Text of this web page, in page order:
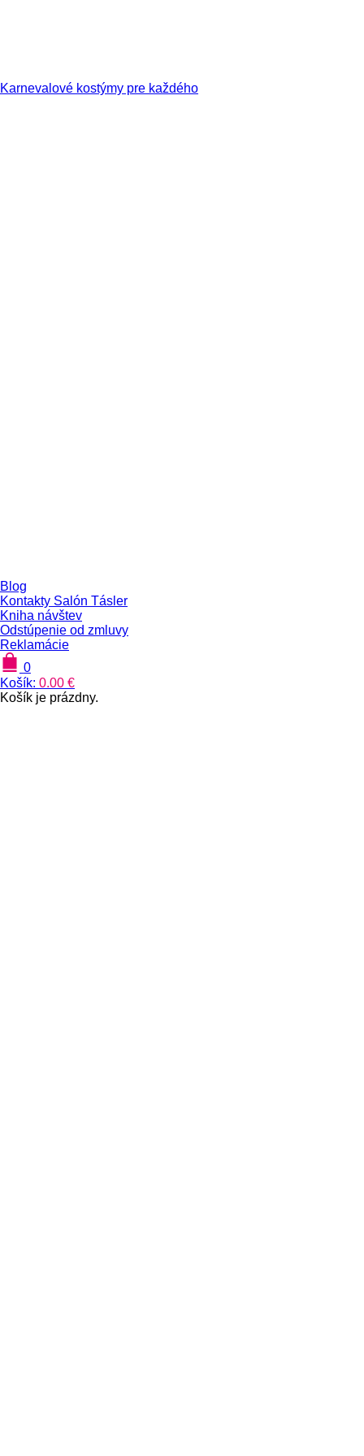
Karnevalové kostýmy pre každého
Blog
Kontakty Salón Tásler
Kniha návštev
Odstúpenie od zmluvy
Reklamácie
0
Košík: 0.00 €
Košík je prázdny.